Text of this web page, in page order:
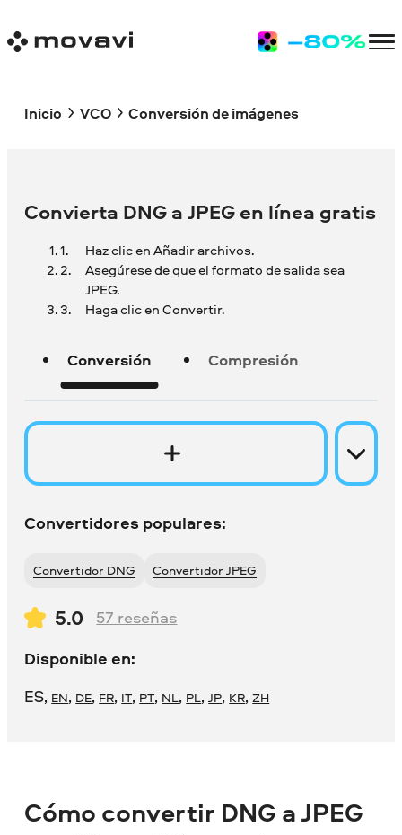
Inicio VCO Conversión de imágenes
Convierta DNG a JPEG en línea gratis
Haz clic en Añadir archivos.
Asegúrese de que el formato de salida sea
JPEG.
Haga clic en Convertir.
Conversión Compresión
Convertidores populares:
Convertidor DNG Convertidor JPEG
5.0 57 reseñas
Disponible en:
ES, EN, DE, FR, IT, PT, NL, PL,JP, KR,ZH
Cómo convertir DNG a JPEG